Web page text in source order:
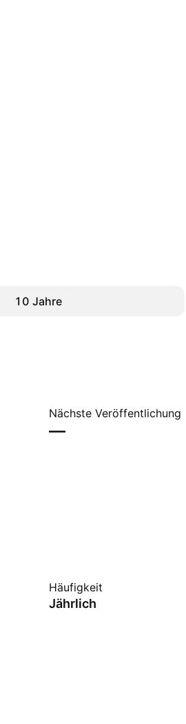
10 Jahre
Nächste Veröffentlichung
—
Häufigkeit
Jährlich